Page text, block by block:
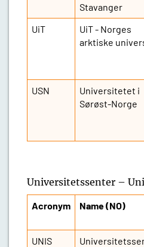
Stavanger
UiT
UiT - Norges
arktiske
USN
Universitetet i
Sørøst-Norge
Universitetssenter –
Acronym Name (NO)
UNIS